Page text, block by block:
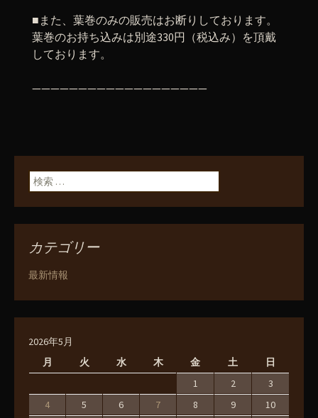
■ また、葉巻のみの販売はお断りしております。
葉巻のお持ち込みは別途330円（税込み）を頂戴
しております。
———————————————————
検索:
カテゴリー
最新情報
2026年5月
月
火 水 木 金 土
日
1
2
3
4
5 6 7 8 9 10